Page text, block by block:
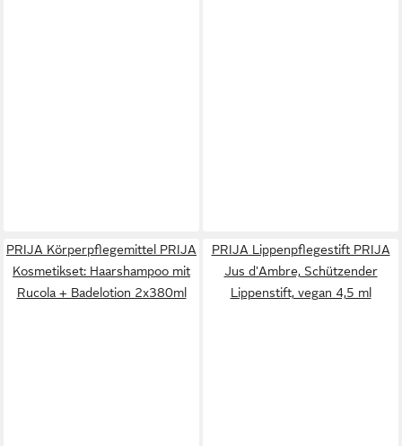
PRIJA Körperpflegemittel PRIJA
Kosmetikset: Haarshampoo mit
Rucola + Badelotion 2x380ml
PRIJA Lippenpflegestift PRIJA
Jus d'Ambre, Schützender
Lippenstift, vegan 4,5 ml